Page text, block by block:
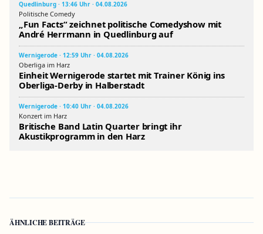
Quedlinburg · 13:46 Uhr · 04.08.2026
Politische Comedy
„Fun Facts“ zeichnet politische Comedyshow mit
André Herrmann in Quedlinburg auf
Wernigerode · 12:59 Uhr · 04.08.2026
Oberliga im Harz
Einheit Wernigerode startet mit Trainer König ins
Oberliga-Derby in Halberstadt
Wernigerode · 10:40 Uhr · 04.08.2026
Konzert im Harz
Britische Band Latin Quarter bringt ihr
Akustikprogramm in den Harz
ÄHNLICHE BEITRÄGE